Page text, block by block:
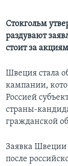
Стокгольм
раздувают
стоит за
Швеция стала
кампании,
Россией
страны-
гражданской
Заявка Швеции
после